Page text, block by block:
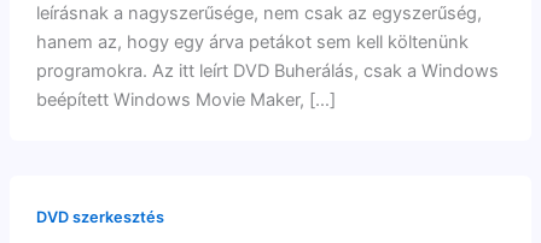
leírásnak a nagyszerűsége, nem csak az egyszerűség,
hanem az, hogy egy árva petákot sem kell költenünk
programokra. Az itt leírt DVD Buherálás, csak a Windows
beépített Windows Movie Maker, […]
DVD szerkesztés